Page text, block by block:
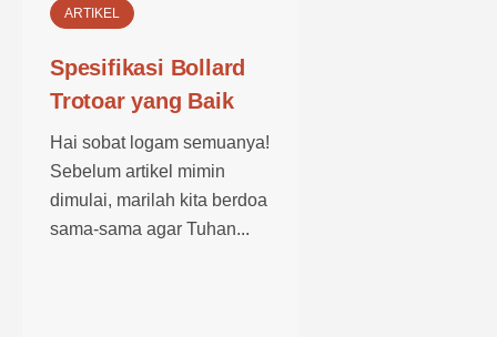
ARTIKEL
Spesifikasi Bollard
Trotoar yang Baik
Hai sobat logam semuanya!
Sebelum artikel mimin
dimulai, marilah kita berdoa
sama-sama agar Tuhan...